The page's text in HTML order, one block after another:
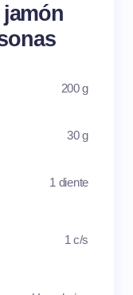
200 g
30 g
1 diente
1 c/s